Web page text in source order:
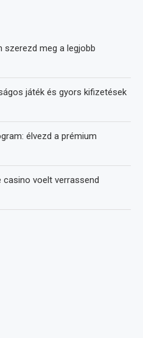
szerezd meg a legjobb
játék és gyors kifizetések
élvezd a prémium
casino voelt verrassend